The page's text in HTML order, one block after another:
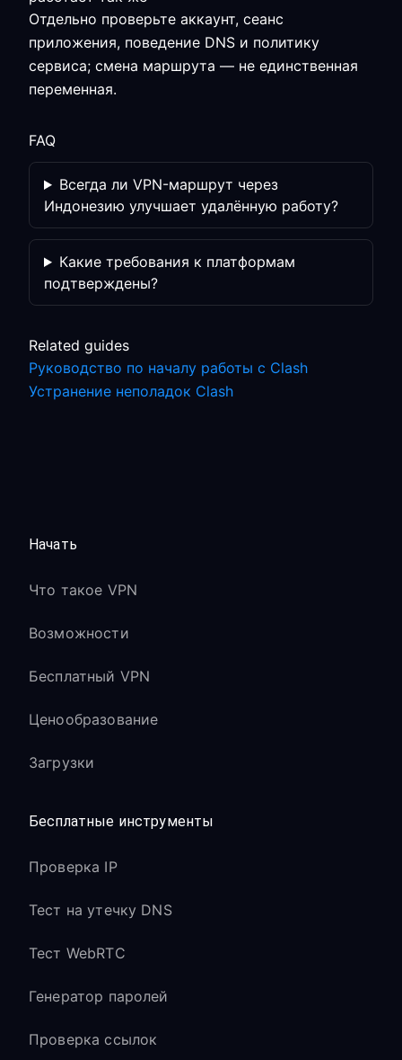
Отдельно проверьте аккаунт, сеанс
приложения, поведение DNS и политику
сервиса; смена маршрута — не единственная
переменная.
FAQ
Всегда ли VPN-маршрут через
Индонезию улучшает удалённую работу?
Какие требования к платформам
подтверждены?
Related guides
Руководство по началу работы с Clash
Устранение неполадок Clash
Начать
Что такое VPN
Возможности
Бесплатный VPN
Ценообразование
Загрузки
Бесплатные инструменты
Проверка IP
Тест на утечку DNS
Тест WebRTC
Генератор паролей
Проверка ссылок